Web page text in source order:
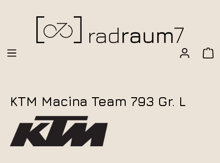
KTM Macina Team 793 Gr. L